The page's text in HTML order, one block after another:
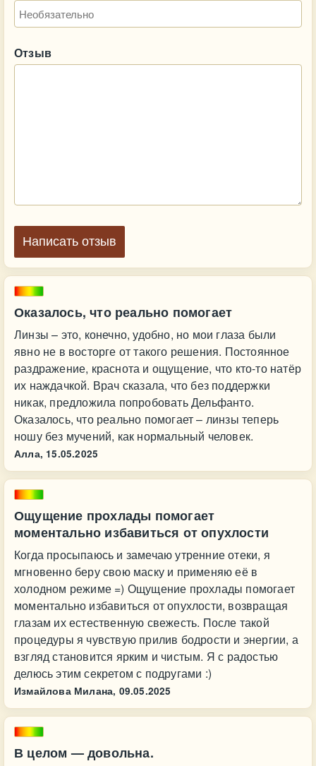
Оказалось, что реально помогает
Линзы – это, конечно, удобно, но мои глаза были
явно не в восторге от такого решения. Постоянное
раздражение, краснота и ощущение, что кто-то натёр
их наждачкой. Врач сказала, что без поддержки
никак, предложила попробовать Дельфанто.
Оказалось, что реально помогает – линзы теперь
ношу без мучений, как нормальный человек.
Алла, 15.05.2025
Ощущение прохлады помогает
моментально избавиться от опухлости
Когда просыпаюсь и замечаю утренние отеки, я
мгновенно беру свою маску и применяю её в
холодном режиме =) Ощущение прохлады помогает
моментально избавиться от опухлости, возвращая
глазам их естественную свежесть. После такой
процедуры я чувствую прилив бодрости и энергии, а
взгляд становится ярким и чистым. Я с радостью
делюсь этим секретом с подругами :)
Измайлова Милана, 09.05.2025
В целом — довольна.
Отзыв
Написать отзыв